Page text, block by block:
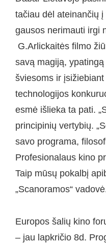
tačiau dėl ateinančių
gausos nerimauti irgi
G.Arlickaitės filmo
savą magiją,
šviesoms ir
technologijos
esmė išlieka ta pati.
principinių vertybių.
savo programa,
Profesionalaus kino
Taip mūsų pokalbį
„Scanoramos“
Europos šalių kino
– jau lapkričio 8d.